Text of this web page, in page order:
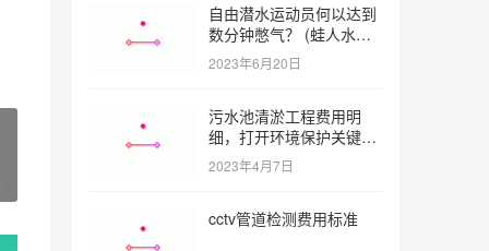
自由潜水运动员何以达到
数分钟憋气？ (蛙人水下
憋气最长多久)
2023年6月20日
污水池清淤工程费用明
细，打开环境保护关键之
门 (污水池清淤工程报价
明细)
2023年4月7日
cctv管道检测费用标准